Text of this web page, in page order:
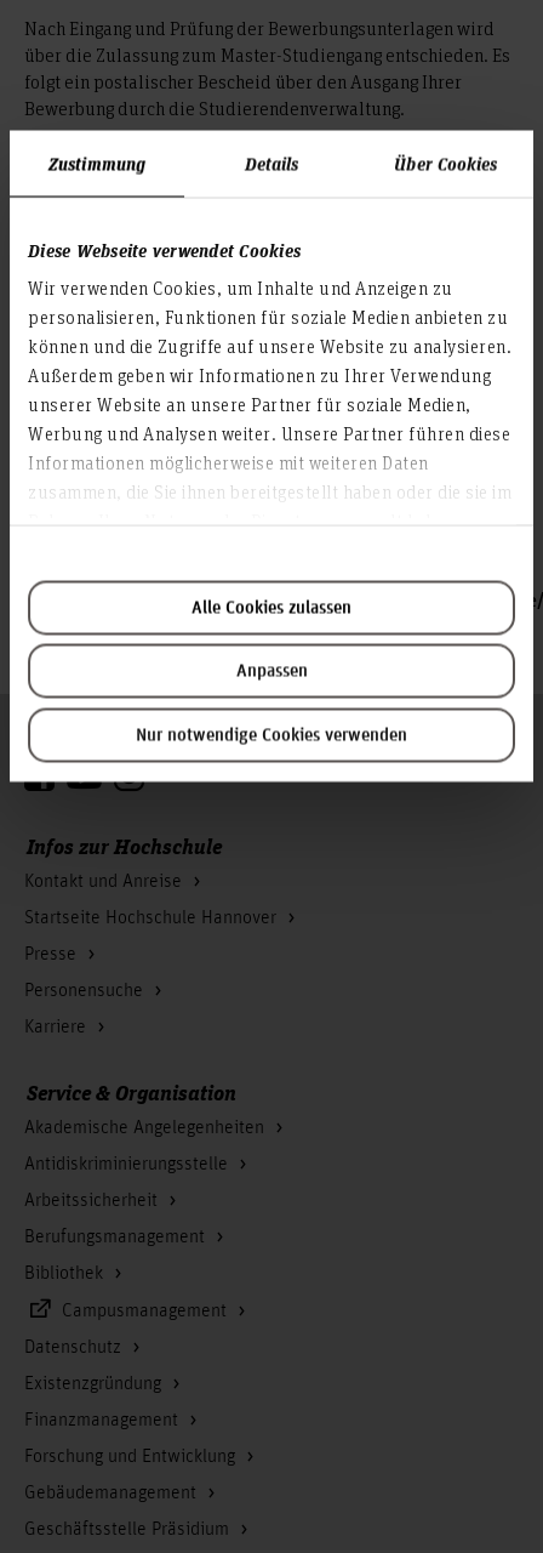
Zustimmung Details Über Cookies
Diese Webseite verwendet Cookies
Wir verwenden Cookies, um Inhalte und Anzeigen zu
personalisieren, Funktionen für soziale Medien anbieten zu
können und die Zugriffe auf unsere Website zu analysieren.
Außerdem geben wir Informationen zu Ihrer Verwendung
unserer Website an unsere Partner für soziale Medien,
Werbung und Analysen weiter. Unsere Partner führen diese
Informationen möglicherweise mit weiteren Daten
zusammen, die Sie ihnen bereitgestellt haben oder die sie im
Alle Cookies zulassen
Anpassen
Nur notwendige Cookies verwenden
Nach Eingang und Prüfung der Bewerbungsunterlagen wird
über die Zulassung zum Master-Studiengang entschieden. Es
folgt ein postalischer Bescheid über den Ausgang Ihrer
Bewerbung durch die Studierendenverwaltung.
Besonderheiten für Studieninteressierte, die ihren
Hochschulabschluss nicht in Deutschland erworben
außerhalb Deutschlands erworben haben, müssen sich
zusätzlich über
www.uni-assist.de
bewerben. Hier
erfolgt u.a. die Prüfung, ob eine Master-Berechtigung vorliegt.
Die Zulassung zum Master-Studiengang setzt die erfolgreiche
Bewerbung bei uni-assist voraus.
Beachten Sie bitte, dass die Bewerbungsfrist für uni-assist
für das Sommersemester am 15. November und für das
Wintersemester am 15. Mai endet.
uns/organisation/studierendenverwaltung/
mit-auslaendischen-bildungsnachweisen/
Zum Seitenanfang
Infos zur Hochschule
Kontakt und Anreise
Startseite Hochschule Hannover
Presse
Personensuche
Karriere
Folgen Sie uns
Service & Organisation
Akademische Angelegenheiten
Antidiskriminierungsstelle
Arbeitssicherheit
Berufungsmanagement
Bibliothek
Campusmanagement
Datenschutz
Existenzgründung
Finanzmanagement
Forschung und Entwicklung
Gebäudemanagement
Geschäftsstelle Präsidium